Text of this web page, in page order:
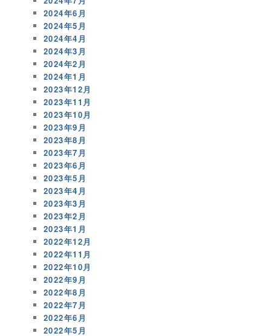
2024年6月
2024年5月
2024年4月
2024年3月
2024年2月
2024年1月
2023年12月
2023年11月
2023年10月
2023年9月
2023年8月
2023年7月
2023年6月
2023年5月
2023年4月
2023年3月
2023年2月
2023年1月
2022年12月
2022年11月
2022年10月
2022年9月
2022年8月
2022年7月
2022年6月
2022年5月